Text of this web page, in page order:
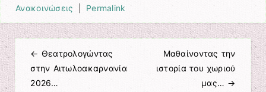
Ανακοινώσεις
Permalink
Πλοήγηση άρθρων
← Θεατρολογώντας
στην Αιτωλοακαρνανία
2026…
Μαθαίνοντας την
ιστορία του χωριού
μας… →